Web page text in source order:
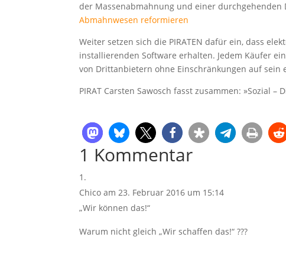
der Massenabmahnung und einer
Abmahnwesen reformieren
Weiter setzen sich die PIRATEN dafür ein, dass
installierenden Software erhalten. Jedem Käufer
von Drittanbietern ohne Einschränkungen auf
PIRAT Carsten Sawosch fasst zusammen: »Sozial –
1 Kommentar
Chico am 23. Februar 2016 um 15:14
„Wir können das!“
Warum nicht gleich „Wir schaffen das!“ ???